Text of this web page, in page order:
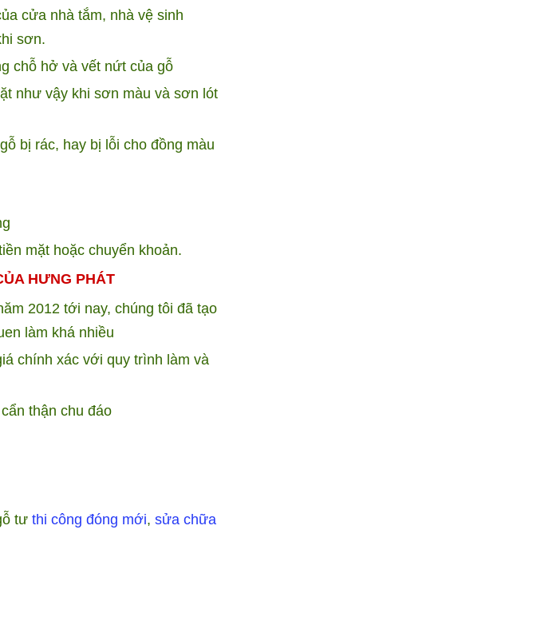
cửa nhà tắm, nhà vệ sinh
sơn.
chỗ hở và vết nứt của gỗ
như vậy khi sơn màu và sơn lót
bị rác, hay bị lỗi cho đồng màu
mặt hoặc chuyển khoản.
HƯNG PHÁT
2012 tới nay, chúng tôi đã tạo
làm khá nhiều
chính xác với quy trình làm và
thận chu đáo
tư thi công đóng mới, sửa chữa